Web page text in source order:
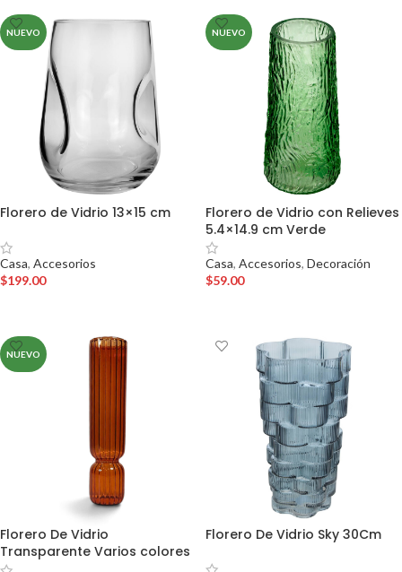
NUEVO
Florero de Vidrio 13×15 cm
Casa, Accesorios
$199.00
NUEVO
Florero de Vidrio con Relieves
5.4×14.9 cm Verde
Casa, Accesorios, Decoración
$59.00
NUEVO
Florero De Vidrio
Transparente Varios colores
Florero De Vidrio Sky 30Cm